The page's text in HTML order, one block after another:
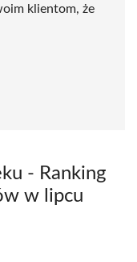
klientom, że
- Ranking
w lipcu